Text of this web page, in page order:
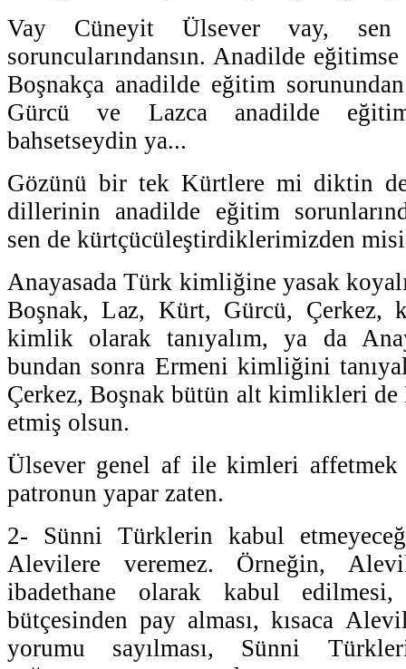
Vay Cüneyit Ülsever vay,
soruncularındansın. Anadilde
Boşnakça anadilde eğitim
Gürcü ve Lazca anadilde
bahsetseydin ya...
Gözünü bir tek Kürtlere mi diktin
dillerinin anadilde eğitim
sen de kürtçücüleştirdiklerimizden
Anayasada Türk kimliğine yasak
Boşnak, Laz, Kürt, Gürcü, Çerkez,
kimlik olarak tanıyalım, ya da
bundan sonra Ermeni kimliğini
Çerkez, Boşnak bütün alt kimlikleri
etmiş olsun.
Ülsever genel af ile kimleri affetmek
patronun yapar zaten.
2- Sünni Türklerin kabul
Alevilere veremez. Örneğin,
ibadethane olarak kabul
bütçesinden pay alması, kısaca
yorumu sayılması, Sünni